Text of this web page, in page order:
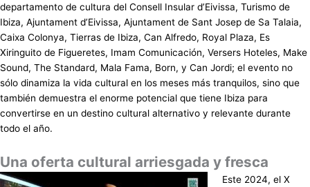
departamento de cultura del Consell Insular d’Eivissa, Turismo de
Ibiza, Ajuntament d’Eivissa, Ajuntament de Sant Josep de Sa Talaia,
Caixa Colonya, Tierras de Ibiza, Can Alfredo, Royal Plaza, Es
Xiringuito de Figueretes, Imam Comunicación, Versers Hoteles, Make
Sound, The Standard, Mala Fama, Born, y Can Jordi; el evento no
sólo dinamiza la vida cultural en los meses más tranquilos, sino que
también demuestra el enorme potencial que tiene Ibiza para
convertirse en un destino cultural alternativo y relevante durante
todo el año.
Una oferta cultural arriesgada y fresca
Este 2024, el X